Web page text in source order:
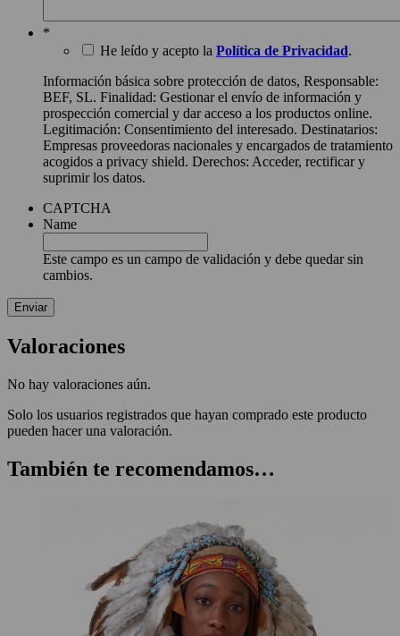
*
He leído y acepto la Política de Privacidad.
Información básica sobre protección de datos, Responsable:
BEF, SL. Finalidad: Gestionar el envío de información y
prospección comercial y dar acceso a los productos online.
Legitimación: Consentimiento del interesado. Destinatarios:
Empresas proveedoras nacionales y encargados de tratamiento
acogidos a privacy shield. Derechos: Acceder, rectificar y
suprimir los datos.
CAPTCHA
Name
Este campo es un campo de validación y debe quedar sin
cambios.
Valoraciones
No hay valoraciones aún.
Solo los usuarios registrados que hayan comprado este producto
pueden hacer una valoración.
También te recomendamos…